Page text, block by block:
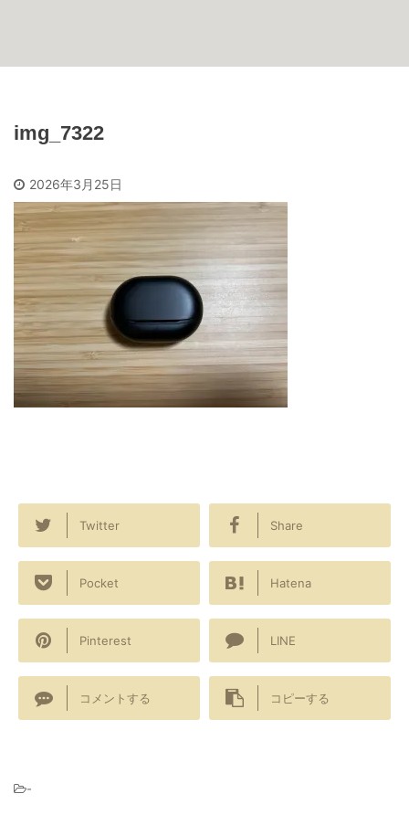
img_7322
2026年3月25日
Twitter Share
Pocket Hatena
Pinterest LINE
コメントする コピーする
-